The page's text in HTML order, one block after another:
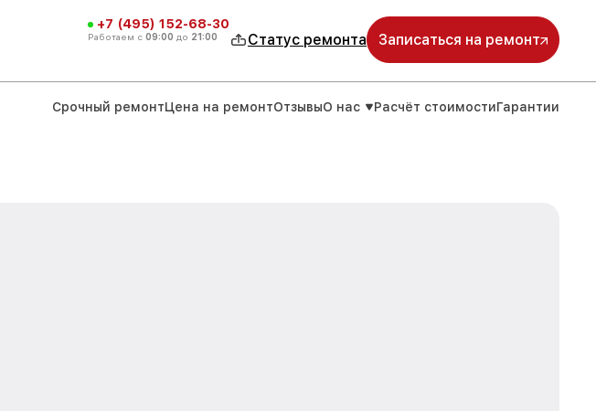
+7 (495) 152-68-30
Работаем с 09:00 до 21:00 Статус ремонта Записаться на ремонт
Срочный ремонтЦена на ремонтОтзывыО нас Расчёт стоимостиГарантии